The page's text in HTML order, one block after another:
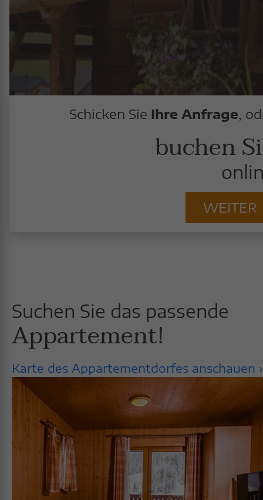
Schicken Sie Ihre Anfrage,
buchen
WEITER
Suchen Sie das passende
Appartement!
Karte des Appartementdorfes anschauen ›